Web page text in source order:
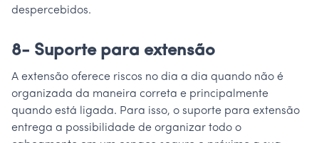
despercebidos.
8- Suporte para extensão
A extensão oferece riscos no dia a dia quando não é
organizada da maneira correta e principalmente
quando está ligada. Para isso, o suporte para extensão
entrega a possibilidade de organizar todo o